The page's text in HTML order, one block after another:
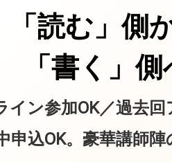
「読む」側
「書く」
イン参加OK／過去
申込OK。豪華講師